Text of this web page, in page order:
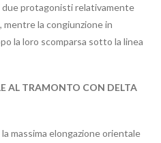
due protagonisti relativamente
mentre la congiunzione in
la loro scomparsa sotto la linea
AL TRAMONTO CON DELTA
massima elongazione orientale